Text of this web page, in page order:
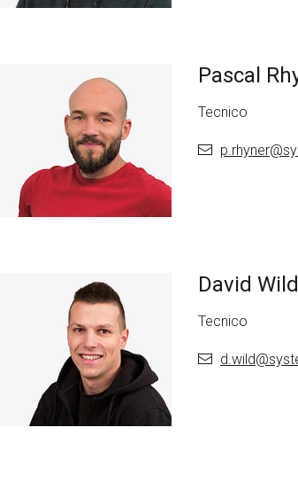
Pascal
Tecnico
p.rhyner@
David Wild
Tecnico
d.wild@